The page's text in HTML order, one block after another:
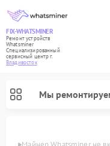
FIX-WHATSMINER
Ремонт устройств
Whatsminer
Специализированный
cервисный центр г.
Владивосток
Мы